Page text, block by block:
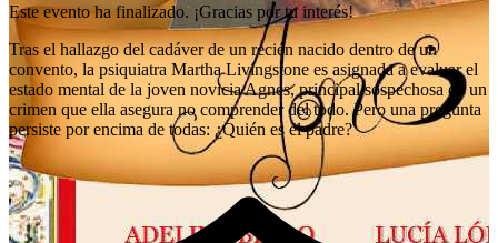
Este evento ha finalizado. ¡Gracias por tu interés!
Tras el hallazgo del cadáver de un recién nacido dentro de un
convento, la psiquiatra Martha Livingstone es asignada a evaluar el
estado mental de la joven novicia Agnes, principal sospechosa de un
crimen que ella asegura no comprender del todo. Pero una pregunta
persiste por encima de todas: ¿Quién es el padre?